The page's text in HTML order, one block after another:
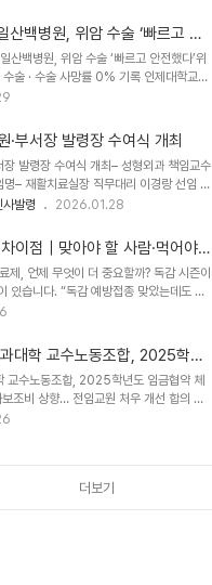
치..
대회’를 열고, 환자 안전과 치료 환경 개
추진한 질 향상 활동 성과를 공유했다. 올
여해 치열한 예선을 거쳐 8개 팀이 본선
는 수술실 환자안전팀이 차지했다. 이 팀은
리 프로세스 개선’을 통해 수술 환자의 감
산백병원, 위암 수술 ‘빠르고 안
산백병원, 위암 수술 ‘빠르고 안전했다’위
술 · 수술 사망률 0% 기록 인제대학교
평가원 위암 적정성 평가 결과를 분석한
평가원이 2022년 7월부터 2023년 6월
가 자료를 바탕으로 이뤄졌다. 평가 결과,
확진 후 30일 이내 수술을 받은 환자 비
‘빅5’ 상급종합병원(삼성서울병원, 세
서울아산병원, 서울대병원)과 국립암센터
·부서장 발령장 수여식 개최
장 발령장 수여식 개최– 성형외과 책임교수
명– 재활치료실장 직무대리 이경랑 선임 인
년 12월 1일자 보직교원 및 부서장 인
최원주 원장이 인제학원 이사장과 인제대
해 새롭게 임명된 보직교원과 부서장에게
책임교수로 임명된 이수향 교수는 안면
, 주름성형, 눈 성형 등 다양한 분야에서 풍
춘 성형외과 전문의다. 이 교수는 이화여
에서 의학박사 학..
발령 2026.01.28
이점｜맞아야 할 사람·먹어야
제, 언제 무엇이 더 중요할까? 독감 시즌이
있습니다. “독감 예방접종 맞았는데도 약
신 대신 치료제만 있으면 되는 거 아닌가
문제가 아니라, 시점과 목적에 따라 쓰임
과 치료제의 근본적 차이독감 예방접종은
독감 치료제는 이미 감염된 후 병의 진행
분독감 예방접종(백신)독감 치료제목적독
용 시점감염 이전감염 이후작용 원리면
대학 교수노동조합, 2025학년
교수노동조합, 2025학년도 임금협약 체
조비 상향… 전임교원 처우 개선 합의 학
욱)과 인제대학교 의과대학 교수노동조
8일 인제대학교 일산백병원 회의실에서
더보기